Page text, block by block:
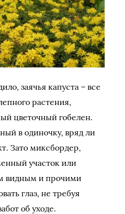
заячья капуста – все
растения,
цветочный гобелен.
в одиночку, вряд ли
Зато миксбордер,
участок или
видным и прочими
глаз, не требуя
об уходе.